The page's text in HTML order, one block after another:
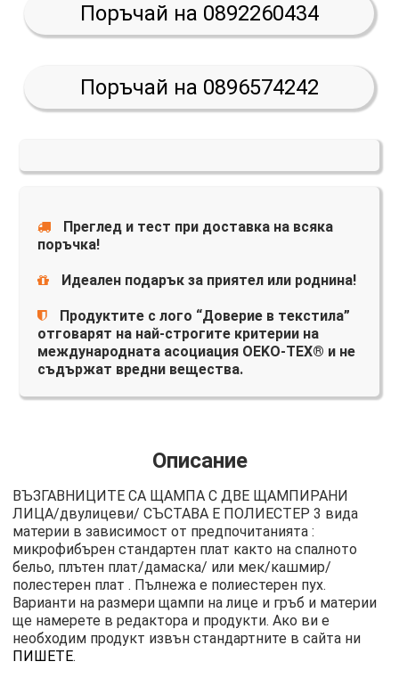
Поръчай на 0892260434
Поръчай на 0896574242
Преглед и тест при доставка на всяка
поръчка!
Идеален подарък за приятел или роднина!
Продуктите с лого “Доверие в текстила”
отговарят на най-строгите критерии на
международната асоциация OEKO-TEX® и не
съдържат вредни вещества.
Описание
ВЪЗГАВНИЦИТЕ СА ЩАМПА С ДВЕ ЩАМПИРАНИ
ЛИЦА/двулицеви/ СЪСТАВА Е ПОЛИЕСТЕР 3 вида
материи в зависимост от предпочитанията :
микрофибърен стандартен плат както на спалното
бельо, плътен плат/дамаска/ или мек/кашмир/
полестерен плат . Пълнежа е полиестерен пух.
Варианти на размери щампи на лице и гръб и материи
ще намерете в редактора и продукти. Ако ви е
необходим продукт извън стандартните в сайта ни
ПИШЕТЕ.